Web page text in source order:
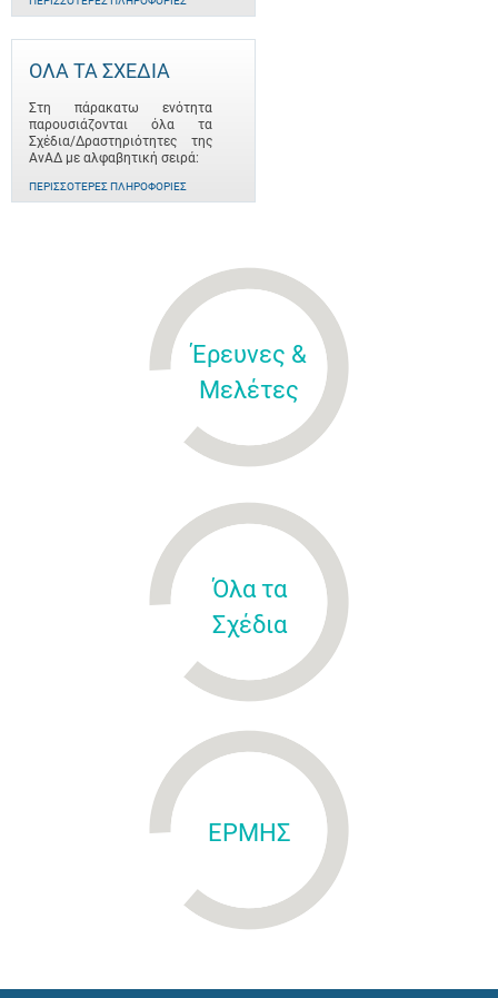
ΟΛΑ ΤΑ ΣΧΕΔΙΑ
Στη πάρακατω ενότητα
παρουσιάζονται όλα τα
Σχέδια/Δραστηριότητες της
ΑνΑΔ με αλφαβητική σειρά:
ΠΕΡΙΣΣΌΤΕΡΕΣ ΠΛΗΡΟΦΟΡΊΕΣ
Έρευνες &
Μελέτες
Όλα τα
Σχέδια
ΕΡΜΗΣ